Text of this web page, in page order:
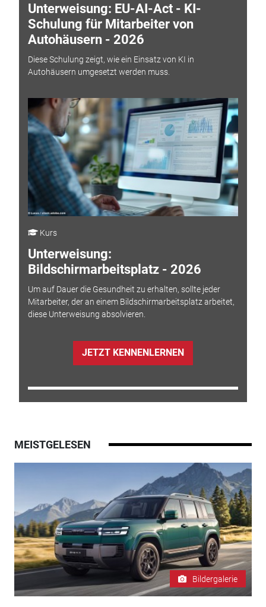
Unterweisung: EU-AI-Act - KI-
Schulung für Mitarbeiter von
Autohäusern - 2026
Diese Schulung zeigt, wie ein Einsatz von KI in
Autohäusern umgesetzt werden muss.
Kurs
Unterweisung:
Bildschirmarbeitsplatz - 2026
Um auf Dauer die Gesundheit zu erhalten, sollte jeder
Mitarbeiter, der an einem Bildschirmarbeitsplatz arbeitet,
diese Unterweisung absolvieren.
JETZT KENNENLERNEN
MEISTGELESEN
Bildergalerie